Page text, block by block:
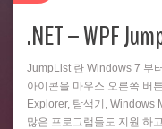
.NET – WPF
JumpList 란 Windows 7 부
아이콘을 마우스 오른쪽 버
Explorer, 탐색기, Windows
많은 프로그램들도 지원 하